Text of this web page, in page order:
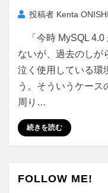
投稿者 Kenta ONISHI
「今時 MySQL 4.0
ないが、過去のしが
泣く使用している環
う。そういうケース
周り…
続きを読む
FOLLOW ME!